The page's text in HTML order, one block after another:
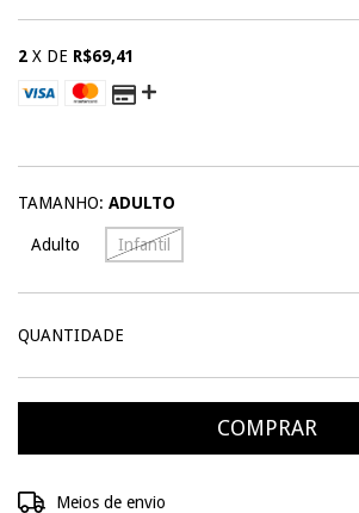
2 X DE R$69,41
TAMANHO: ADULTO
Adulto Infantil
QUANTIDADE
Entregas para o CEP:
Meios de envio